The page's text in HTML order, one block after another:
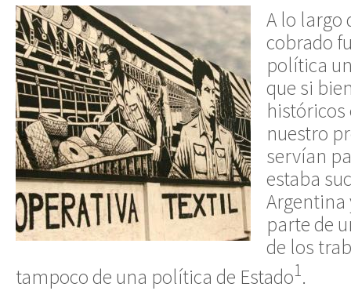
A lo largo
cobrado
política
que si
históricos
nuestro
servían
estaba
Argentina
parte de
de los
tampoco de una política de Estado1.